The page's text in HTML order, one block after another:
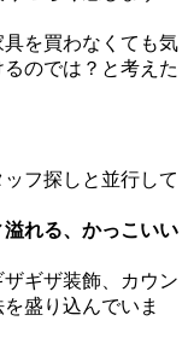
を買わなくても気
のでは？と考えた
フ探しと並行して
れる、かっこいい
ギザ装飾、カウン
盛り込んでいま